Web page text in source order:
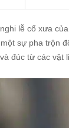
lễ cổ xưa
sự pha trộn
đúc từ các vật